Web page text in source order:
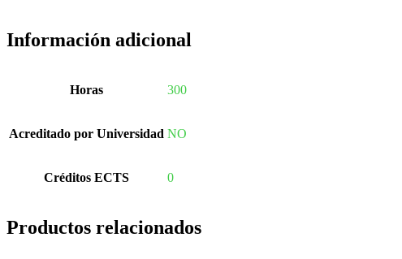
Información adicional
Horas 300
Acreditado por Universidad NO
Créditos ECTS 0
Productos relacionados